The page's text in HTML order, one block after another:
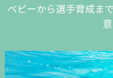
ベビーから選手育成ま